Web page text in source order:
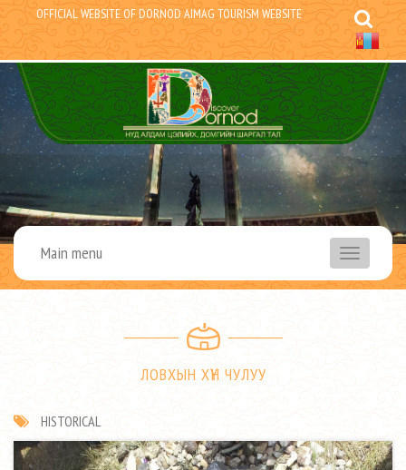
OFFICIAL WEBSITE OF DORNOD AIMAG TOURISM WEBSITE
Main menu menu
ЛОВХЫН ХҮН ЧУЛУУ
HISTORICAL